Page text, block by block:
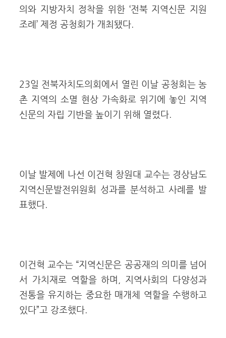
의와 지방자치 정착을 위한 ‘전북 지역신문 지원
조례’ 제정 공청회가 개최됐다.
23일 전북자치도의회에서 열린 이날 공청회는 농
촌 지역의 소멸 현상 가속화로 위기에 놓인 지역
신문의 자립 기반을 높이기 위해 열렸다.
이날 발제에 나선 이건혁 창원대 교수는 경상남도
지역신문발전위원회 성과를 분석하고 사례를 발
표했다.
이건혁 교수는 “지역신문은 공공재의 의미를 넘어
서 가치재로 역할을 하며, 지역사회의 다양성과
전통을 유지하는 중요한 매개체 역할을 수행하고
있다”고 강조했다.